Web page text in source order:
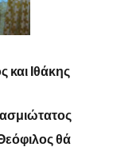
Ιθάκης
θά